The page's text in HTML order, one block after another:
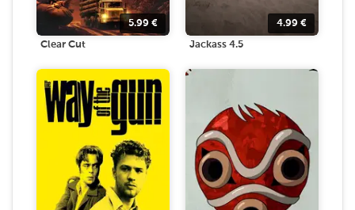
5.99 €
Clear Cut
4.99 €
Jackass 4.5